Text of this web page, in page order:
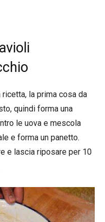
la prima cosa da
quindi forma una
le uova e mescola
e forma un panetto.
e lascia riposare per 10